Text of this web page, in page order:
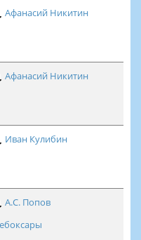
Афанасий Никитин
Афанасий Никитин
Иван Кулибин
А.С. Попов